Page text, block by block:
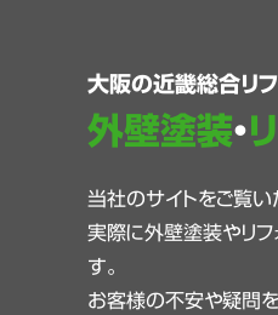
大阪の近畿総合リ
外壁塗装・
当社のサイトをご覧い
実際に外壁塗装やリ
す。
お客様の不安や疑問を